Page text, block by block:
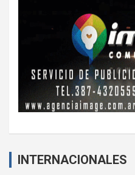
INTERNACIONALES